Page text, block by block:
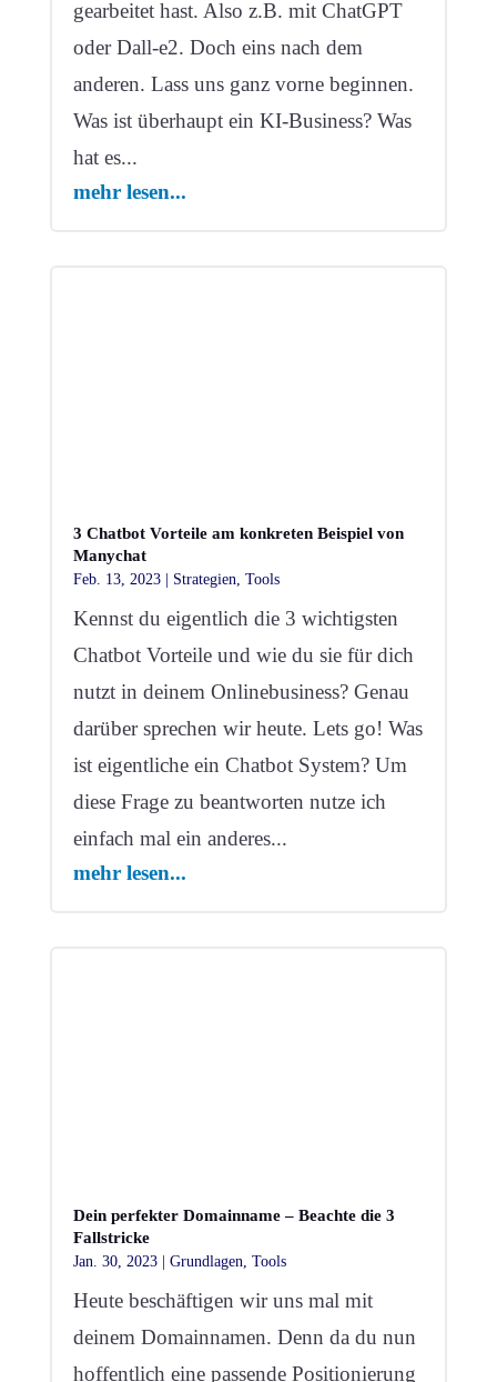
gearbeitet hast. Also z.B. mit ChatGPT
oder Dall-e2. Doch eins nach dem
anderen. Lass uns ganz vorne beginnen.
Was ist überhaupt ein KI-Business? Was
hat es...
mehr lesen...
3 Chatbot Vorteile am konkreten Beispiel von
Manychat
Feb. 13, 2023| Strategien, Tools
Kennst du eigentlich die 3 wichtigsten
Chatbot Vorteile und wie du sie für dich
nutzt in deinem Onlinebusiness? Genau
darüber sprechen wir heute. Lets go! Was
ist eigentliche ein Chatbot System? Um
diese Frage zu beantworten nutze ich
einfach mal ein anderes...
mehr lesen...
Dein perfekter Domainname – Beachte die 3
Fallstricke
Jan. 30, 2023| Grundlagen Tools
Heute beschäftigen wir uns mal mit
deinem Domainnamen. Denn da du nun
hoffentlich eine passende Positionierung